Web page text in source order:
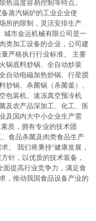
热温度容易控制等特点。
蒸汽锅炉的工业企业使
所的限制，灵活安排生产.
城市金运机械有限公司是一
类加工设备的企业，公司建
严格执行行业标准。 主要
锅底料炒锅、全自动炒菜
自动电磁加热炒锅、行星搅
炒锅、杀菌锅（杀菌釜）、
包装机、速冻真空预冷机
及农产品深加工、化工、医
及国内大中小企业生产需
质，拥有专业的技术团
食品杀菌及肉类食品生产
。 我们将秉持“健康发展，
针，以优质的技术装备，
面提高行业竞争力，满足食
，推动我国食品设备产业的